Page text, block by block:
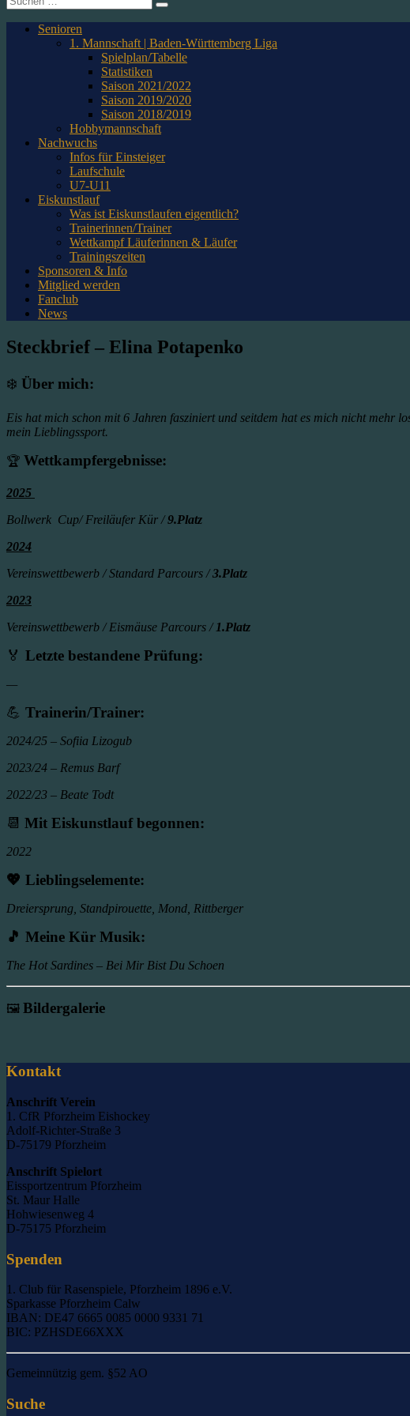
nach:
Senioren
1. Mannschaft | Baden-Württemberg Liga
Spielplan/Tabelle
Statistiken
Saison 2021/2022
Saison 2019/2020
Saison 2018/2019
Hobbymannschaft
Nachwuchs
Infos für Einsteiger
Laufschule
U7-U11
Eiskunstlauf
Was ist Eiskunstlaufen eigentlich?
Trainerinnen/Trainer
Wettkampf Läuferinnen & Läufer
Trainingszeiten
Sponsoren & Info
Mitglied werden
Fanclub
News
Steckbrief – Elina Potapenko
❄️ Über mich:
Eis hat mich schon mit 6 Jahren fasziniert und seitdem hat es mich nicht mehr
mein Lieblingssport.
🏆 Wettkampfergebnisse:
2025
Bollwerk Cup/ Freiläufer Kür /9.Platz
2024
Vereinswettbewerb / Standard Parcours /3.Platz
2023
Vereinswettbewerb / Eismäuse Parcours /1.Platz
🏅 Letzte bestandene Prüfung:
—
💪 Trainerin/Trainer:
2024/25 – Sofiia Lizogub
2023/24 – Remus Barf
2022/23 – Beate Todt
📆 Mit Eiskunstlauf begonnen:
2022
💖 Lieblingselemente:
Dreiersprung, Standpirouette, Mond, Rittberger
🎵 Meine Kür Musik:
The Hot Sardines – Bei Mir Bist Du Schoen
🖼️ Bildergalerie
Kontakt
Anschrift Verein
1. CfR Pforzheim Eishockey
Adolf-Richter-Straße 3
D-75179 Pforzheim
Anschrift Spielort
Eissportzentrum Pforzheim
St. Maur Halle
Hohwiesenweg 4
D-75175 Pforzheim
Spenden
1. Club für Rasenspiele, Pforzheim 1896 e.V.
Sparkasse Pforzheim Calw
IBAN: DE47 6665 0085 0000 9331 71
BIC: PZHSDE66XXX
Gemeinnützig gem. §52 AO
Suche